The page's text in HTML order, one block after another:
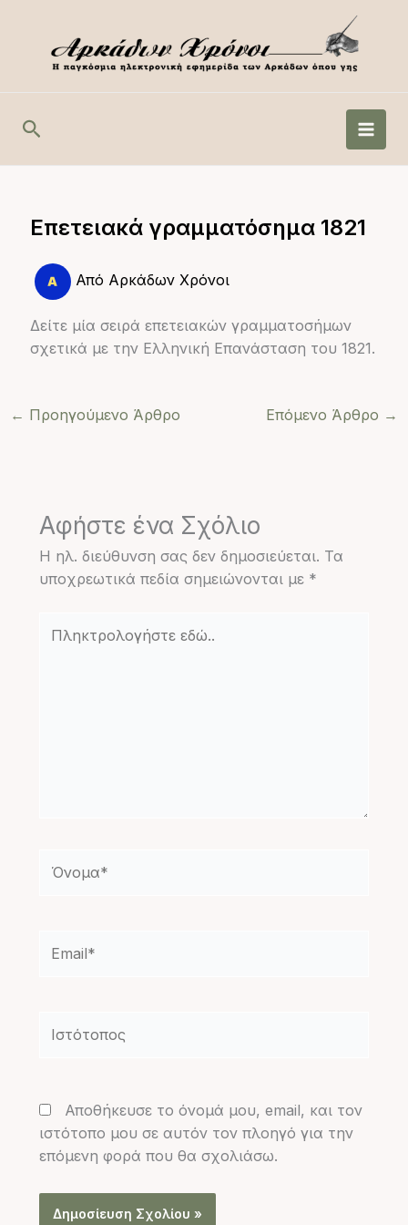
περιεχόμενο
Αναζήτηση
Επετειακά γραμματόσημα 1821
Από Αρκάδων Χρόνοι
Δείτε μία σειρά επετειακών γραμματοσήμων
σχετικά με την Ελληνική Επανάσταση του 1821.
← Προηγούμενο Άρθρο Επόμενο Άρθρο →
Αφήστε ένα Σχόλιο
Η ηλ. διεύθυνση σας δεν δημοσιεύεται. Τα
υποχρεωτικά πεδία σημειώνονται με *
εδώ..
Αποθήκευσε το όνομά μου, email, και τον
ιστότοπο μου σε αυτόν τον πλοηγό για την
επόμενη φορά που θα σχολιάσω.